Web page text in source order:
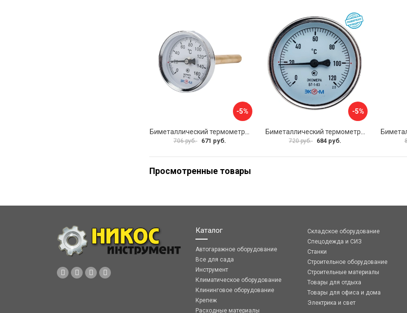
-5%
706 руб. 671 руб.
-5%
720 руб. 684 руб.
Просмотренные товары
Каталог
Автогаражное оборудование
Все для сада
Инструмент
Климатическое оборудование
Клининговое оборудование
Крепеж
Расходные материалы
Складское оборудование
Спецодежда и СИЗ
Станки
Строительное оборудование
Строительные материалы
Товары для отдыха
Товары для офиса и дома
Электрика и свет